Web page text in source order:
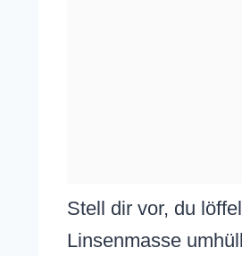
Stell dir vor, du
Linsenmasse